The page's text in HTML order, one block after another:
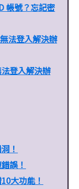
帳號？忘記密
法登入解決辦
登入解決辦
！
誤！
大功能！